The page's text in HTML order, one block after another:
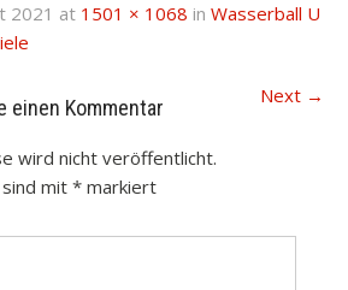
2021 at 1501 × 1068 in Wasserball U
Next →
einen Kommentar
wird nicht veröffentlicht.
mit * markiert